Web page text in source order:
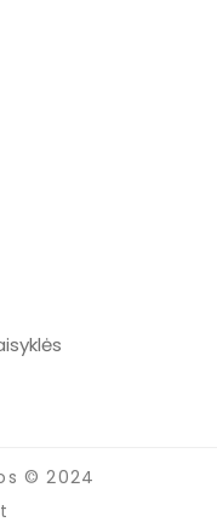
© 2024